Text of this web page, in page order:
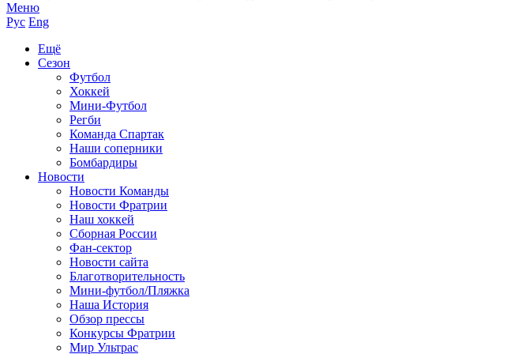
Меню
Рус Eng
Ещё
Сезон
Футбол
Хоккей
Мини-Футбол
Регби
Команда Спартак
Наши соперники
Бомбардиры
Новости
Новости Команды
Новости Фратрии
Наш хоккей
Сборная России
Фан-cектор
Новости сайта
Благотворительность
Мини-футбол/Пляжка
Наша История
Обзор прессы
Конкурсы Фратрии
Мир Ультрас